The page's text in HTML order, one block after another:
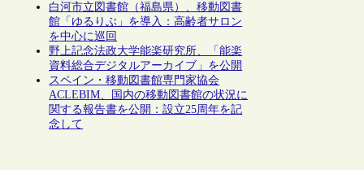
白河市立図書館（福島県）、移動図書
館「ゆるりぶ」を導入：高齢者サロン
を中心に巡回
野上記念法政大学能楽研究所、「能楽
資料総合デジタルアーカイブ」を公開
スペイン・移動図書館専門家協会
ACLEBIM、国内の移動図書館の状況に
関する報告書を公開：設立25周年を記
念して